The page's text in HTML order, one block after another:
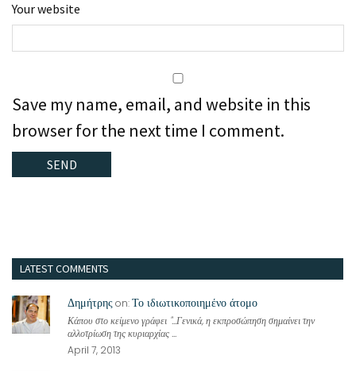
Your website
Save my name, email, and website in this
browser for the next time I comment.
LATEST COMMENTS
Δημήτρηςon:Το ιδιωτικοποιημένο άτομο
Κάπου στο κείμενο γράφει "...Γενικά, η εκπροσώπηση σημαίνει την
αλλοτρίωση της κυριαρχίας ...
April 7, 2013